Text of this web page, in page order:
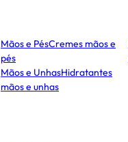
Mãos e PésCremes mãos e
pés
Mãos e UnhasHidratantes
mãos e unhas